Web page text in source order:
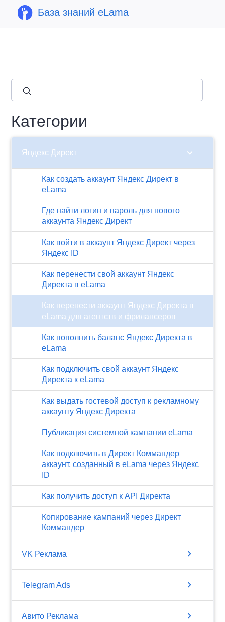
База знаний eLama
Категории
Яндекс Директ chevron_right
Как создать аккаунт Яндекс Директ в
eLama
Где найти логин и пароль для нового
аккаунта Яндекс Директ
Как войти в аккаунт Яндекс Директ через
Яндекс ID
Как перенести свой аккаунт Яндекс
Директа в eLama
Как перенести аккаунт Яндекс Директа в
eLama для агентств и фрилансеров
Как пополнить баланс Яндекс Директа в
eLama
Как подключить свой аккаунт Яндекс
Директа к eLama
Как выдать гостевой доступ к рекламному
аккаунту Яндекс Директа
Публикация системной кампании eLama
Как подключить в Директ Коммандер
аккаунт, созданный в eLama через Яндекс
ID
Как получить доступ к API Директа
Копирование кампаний через Директ
Коммандер
VK Реклама chevron_right
Telegram Ads chevron_right
Авито Реклама chevron_right